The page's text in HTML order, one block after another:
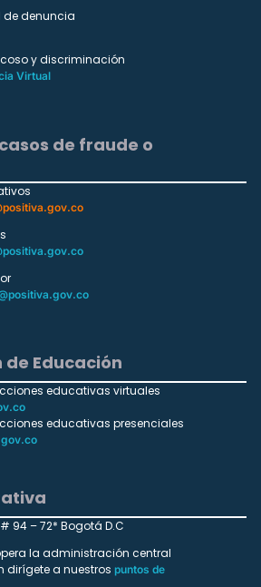
denuncia
y discriminación
Virtual
de fraude o
Educación
educativas virtuales
educativas presenciales
94 – 72* Bogotá D.C
la administración central
dirígete a nuestros puntos de